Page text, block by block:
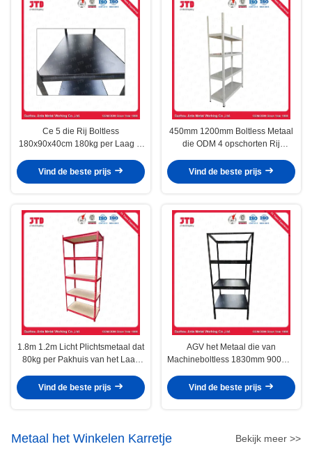
Ce 5 die Rij Boltless
180x90x40cm 180kg per Laag in
Vind de beste prijs
450mm 1200mm Boltless Metaal
die ODM 4 opschorten Rij
Vind de beste prijs
1.8m 1.2m Licht Plichtsmetaal dat
80kg per Pakhuis van het Laag
Vind de beste prijs
AGV het Metaal die van
Machineboltless 1830mm 900mm
Vind de beste prijs
Metaal het Winkelen Karretje Bekijk meer >>